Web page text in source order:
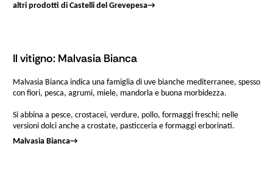
altri prodotti di Castelli del Grevepesa→
Il vitigno: Malvasia Bianca
Malvasia Bianca indica una famiglia di uve bianche mediterranee, spesso
con fiori, pesca, agrumi, miele, mandorla e buona morbidezza.
Si abbina a pesce, crostacei, verdure, pollo, formaggi freschi; nelle
versioni dolci anche a crostate, pasticceria e formaggi erborinati.
Malvasia Bianca→